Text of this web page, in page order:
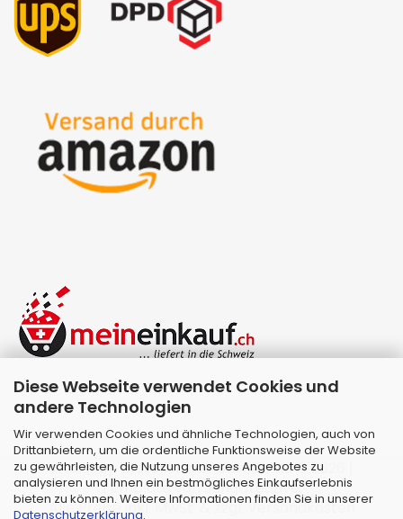
Diese Webseite verwendet Cookies und
andere Technologien
Wir verwenden Cookies und ähnliche Technologien, auch von
Drittanbietern, um die ordentliche Funktionsweise der Website
zu gewährleisten, die Nutzung unseres Angebotes zu
analysieren und Ihnen ein bestmögliches Einkaufserlebnis
bieten zu können. Weitere Informationen finden Sie in unserer
Datenschutzerklärung.
Webshop erstellenmit Gambio.de © 2026 |
Template vonJungCreative.
Alle Preise inkl. MwSt. & zzgl. Versandkosten